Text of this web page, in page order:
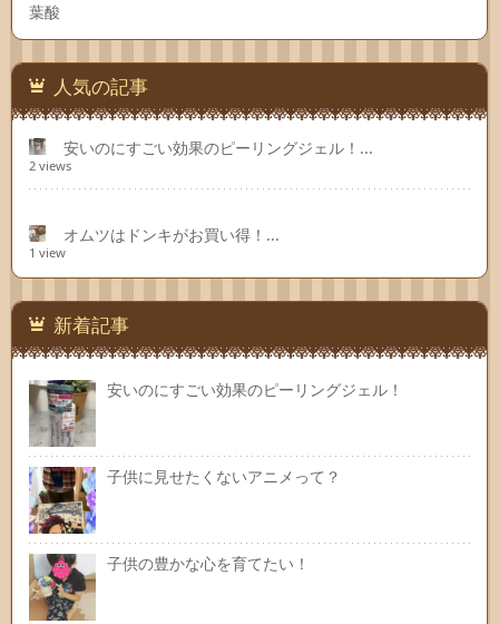
葉酸
人気の記事
安いのにすごい効果のピーリングジェル！...
2 views
オムツはドンキがお買い得！...
1 view
新着記事
安いのにすごい効果のピーリングジェル！
子供に見せたくないアニメって？
子供の豊かな心を育てたい！